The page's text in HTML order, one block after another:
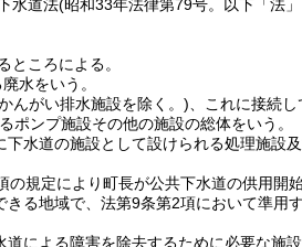
水道法(昭和33年法律第79号。以下「法
ところによる。
水をいう。
んがい排水施設を除く。) 、これに接続
ポンプ施設その他の施設の総体をいう。
水道の施設として設けられる処理施設
規定により町長が公共下水道の供用開始
る地域で、法第9条第2項において準用
による障害を除去するために必要な施設